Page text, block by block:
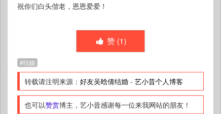
祝你们白头偕老，恩恩爱爱！
赞 (1)
结婚
转载请注明来源： 好友吴晗倩结婚 - 艺小昔个人博客
也可以赞赏博主，艺小昔感谢每一位来我网站的朋友！